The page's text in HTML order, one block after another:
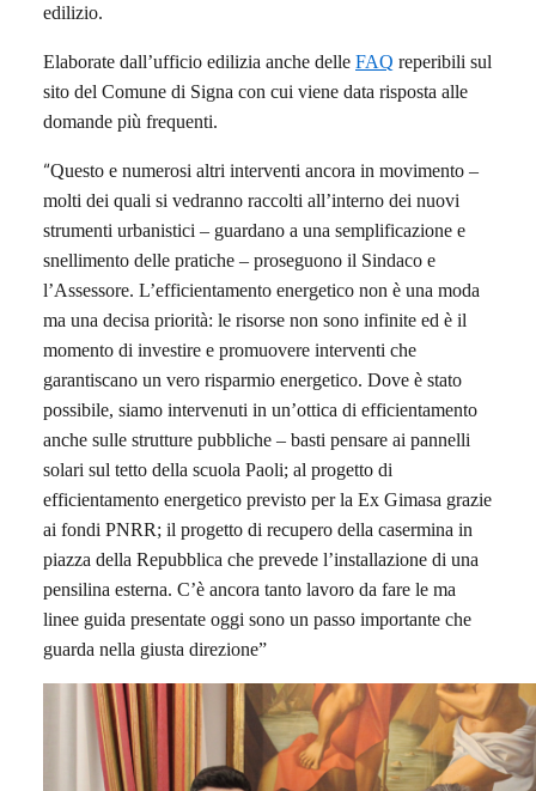
edilizio.
Elaborate dall’ufficio edilizia anche delle FAQ reperibili sul
sito del Comune di Signa con cui viene data risposta alle
domande più frequenti.
“Questo e numerosi altri interventi ancora in movimento –
molti dei quali si vedranno raccolti all’interno dei nuovi
strumenti urbanistici – guardano a una semplificazione e
snellimento delle pratiche – proseguono il Sindaco e
l’Assessore. L’efficientamento energetico non è una moda
ma una decisa priorità: le risorse non sono infinite ed è il
momento di investire e promuovere interventi che
garantiscano un vero risparmio energetico. Dove è stato
possibile, siamo intervenuti in un’ottica di efficientamento
anche sulle strutture pubbliche – basti pensare ai pannelli
solari sul tetto della scuola Paoli; al progetto di
efficientamento energetico previsto per la Ex Gimasa grazie
ai fondi PNRR; il progetto di recupero della casermina in
piazza della Repubblica che prevede l’installazione di una
pensilina esterna. C’è ancora tanto lavoro da fare le ma
linee guida presentate oggi sono un passo importante che
guarda nella giusta direzione”